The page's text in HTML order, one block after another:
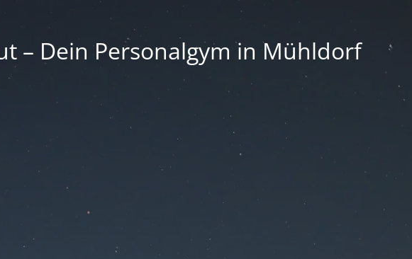
– Dein Personal­gym in Mühldorf